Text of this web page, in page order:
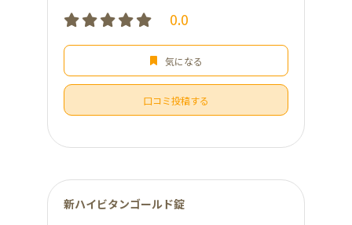
0.0
気になる
口コミ投稿する
新ハイビタンゴールド錠